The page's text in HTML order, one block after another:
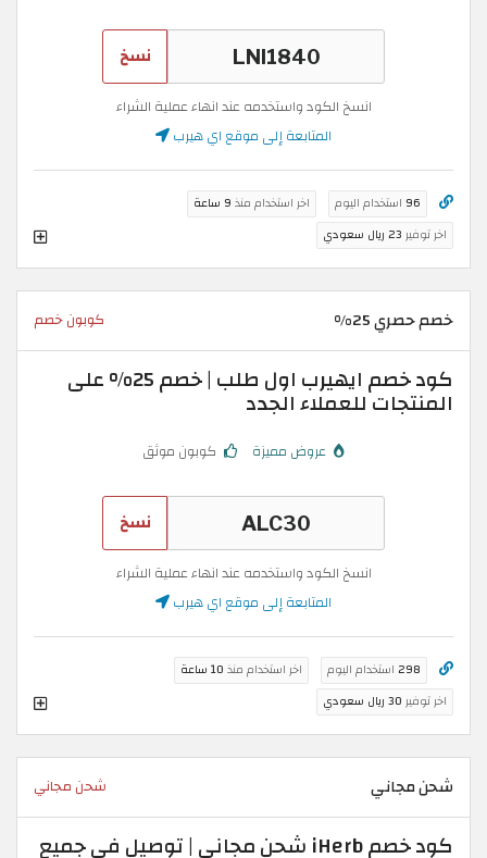
نسخ
انسخ الكود واستخدمه عند انهاء عملية الشراء
المتابعة إلى موقع اي هيرب
96 استخدام اليوم اخر استخدام منذ 9 ساعة
اخر توفير 23 ريال سعودي
خصم حصري 25% كوبون خصم
كود خصم ايهيرب اول طلب | خصم 25% على
المنتجات للعملاء الجدد
عروض مميزة كوبون موثق
نسخ
انسخ الكود واستخدمه عند انهاء عملية الشراء
المتابعة إلى موقع اي هيرب
298 استخدام اليوم اخر استخدام منذ 10 ساعة
اخر توفير 30 ريال سعودي
شحن مجاني شحن مجاني
كود خصم iHerb شحن مجاني | توصيل في جميع